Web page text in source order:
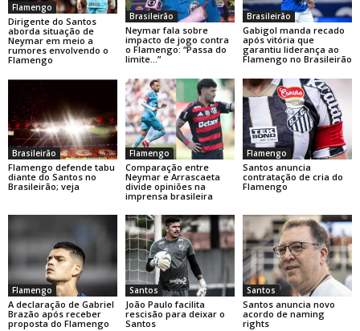
Flamengo
Dirigente do Santos
aborda situação de
Neymar em meio a
rumores envolvendo o
Flamengo
Brasileirão
Neymar fala sobre
impacto de jogo contra
o Flamengo: “Passa do
limite…”
Brasileirão
Gabigol manda recado
após vitória que
garantiu liderança ao
Flamengo no Brasileirão
Brasileirão
Flamengo defende tabu
diante do Santos no
Brasileirão; veja
Flamengo
Comparação entre
Neymar e Arrascaeta
divide opiniões na
imprensa brasileira
Flamengo
Santos anuncia
contratação de cria do
Flamengo
Flamengo
A declaração de Gabriel
Brazão após receber
proposta do Flamengo
Santos
João Paulo facilita
rescisão para deixar o
Santos
Santos
Santos anuncia novo
acordo de naming
rights